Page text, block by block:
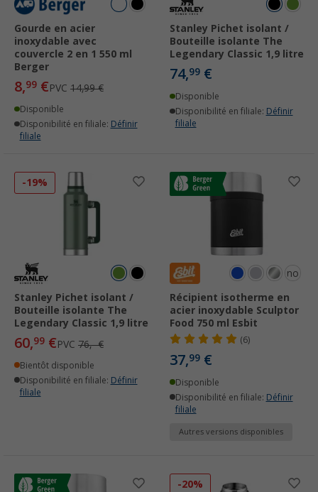
Gourde en acier
inoxydable avec
couvercle 2 en 1 550 ml
Berger
8,99 €PVC 14,99 €
Disponible
Disponibilité en filiale: Définir
filiale
Stanley Pichet isolant /
Bouteille isolante The
Legendary Classic 1,9 litre
74,99 €
Disponible
Disponibilité en filiale: Définir
filiale
-19%
Stanley Pichet isolant /
Bouteille isolante The
Legendary Classic 1,9 litre
60,99 €PVC 76,- €
Bientôt disponible
Disponibilité en filiale: Définir
filiale
noir
Récipient isotherme en
acier inoxydable Sculptor
Food 750 ml Esbit
(6)
37,99 €
Disponible
Disponibilité en filiale: Définir
filiale
Autres versions disponibles
-20%